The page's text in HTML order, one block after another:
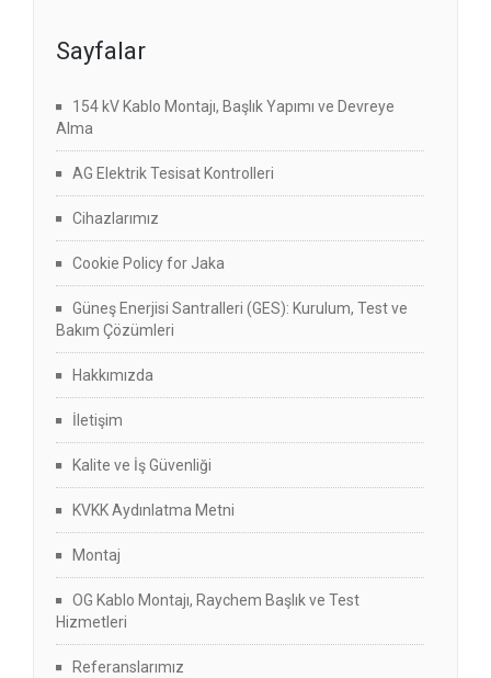
Sayfalar
154 kV Kablo Montajı, Başlık Yapımı ve Devreye
Alma
AG Elektrik Tesisat Kontrolleri
Cihazlarımız
Cookie Policy for Jaka
Güneş Enerjisi Santralleri (GES): Kurulum, Test ve
Bakım Çözümleri
Hakkımızda
İletişim
Kalite ve İş Güvenliği
KVKK Aydınlatma Metni
Montaj
OG Kablo Montajı, Raychem Başlık ve Test
Hizmetleri
Referanslarımız